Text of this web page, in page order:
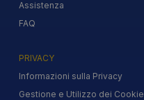
Assistenza
FAQ
PRIVACY
Informazioni sulla Privacy
Gestione e Utilizzo dei Cookie